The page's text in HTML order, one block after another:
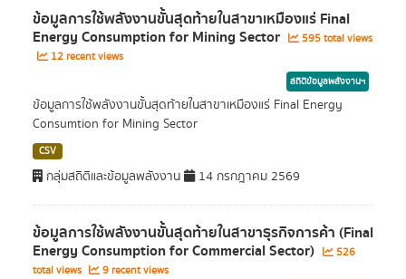
ข้อมูลการใช้พลังงานขั้นสุดท้ายในสาขาเหมืองแร่ Final
Energy Consumption for Mining Sector
595 total views
12 recent views
สถิติข้อมูลพลังงานฯ
ข้อมูลการใช้พลังงานขั้นสุดท้ายในสาขาเหมืองแร่ Final Energy
Consumtion for Mining Sector
CSV
กลุ่มสถิติและข้อมูลพลังงาน 14 กรกฎาคม 2569
ข้อมูลการใช้พลังงานขั้นสุดท้ายในสาขาธุรกิจการค้า (Final
Energy Consumption for Commercial Sector)
526
total views
9 recent views